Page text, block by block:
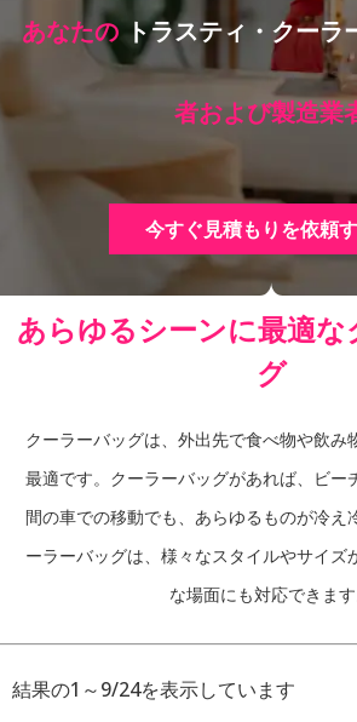
あなたの トラスティ・クーラ
者および製造業
今すぐ見積もりを依頼
あらゆるシーンに最適な
グ
クーラーバッグは、外出先で食べ物や飲み
最適です。クーラーバッグがあれば、ビー
間の車での移動でも、あらゆるものが冷え
ーラーバッグは、様々なスタイルやサイズ
な場面にも対応できます
結果の1～9/24を表示しています